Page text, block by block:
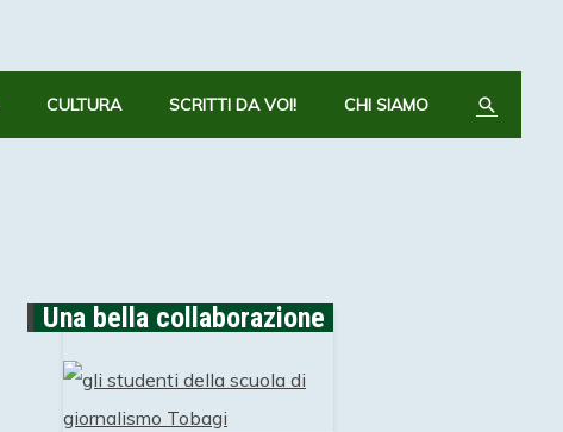
CULTURA SCRITTI DA VOI! CHI SIAMO CERCA
Una bella collaborazione